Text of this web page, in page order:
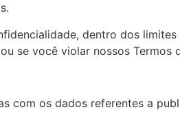
dentro dos
se você violar nossos Termos
com os dados referentes a